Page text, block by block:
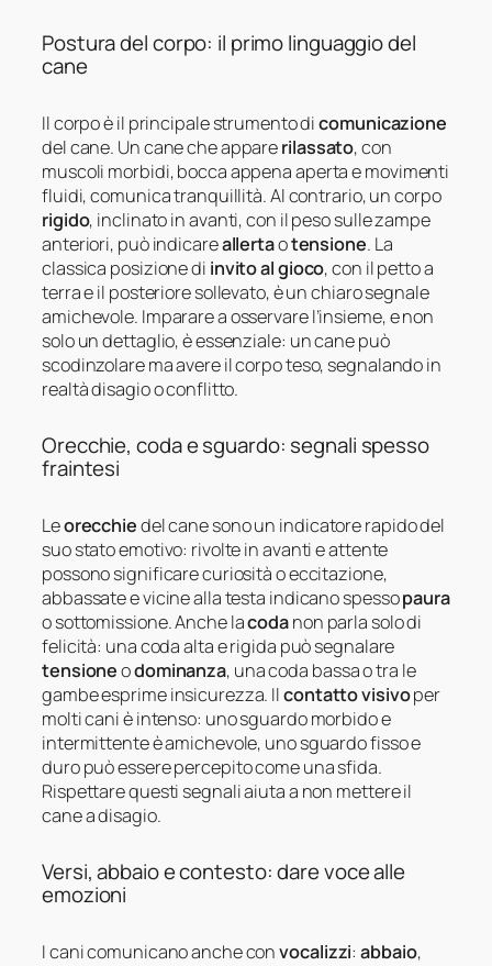
Postura del corpo: il primo linguaggio del
cane
Il corpo è il principale strumento dicomunicazione
del cane. Un cane che apparerilassato, con
muscoli morbidi, bocca appena aperta e movimenti
fluidi, comunica tranquillità. Al contrario, un corpo
rigido, inclinato in avanti, con il peso sulle zampe
anteriori, può indicareallertaotensione. La
classica posizione di invito al gioco, con il petto a
terra e il posteriore sollevato, è un chiaro segnale
amichevole. Imparare a osservare l’insieme, e non
solo un dettaglio, è essenziale: un cane può
scodinzolare ma avere il corpo teso, segnalando in
realtà disagio o conflitto.
Orecchie, coda e sguardo: segnali spesso
fraintesi
Leorecchiedel cane sono un indicatore rapido del
suo stato emotivo: rivolte in avanti e attente
possono significare curiosità o eccitazione,
abbassate e vicine alla testa indicano spessopaura
o sottomissione. Anche lacodanon parla solo di
felicità: una coda alta e rigida può segnalare
tensioneodominanza, una coda bassa o tra le
gambe esprime insicurezza. Ilcontatto visivoper
molti cani è intenso: uno sguardo morbido e
intermittente è amichevole, uno sguardo fisso e
duro può essere percepito come una sfida.
Rispettare questi segnali aiuta a non mettere il
cane a disagio.
Versi, abbaio e contesto: dare voce alle
emozioni
I cani comunicano anche convocalizzi:abbaio,